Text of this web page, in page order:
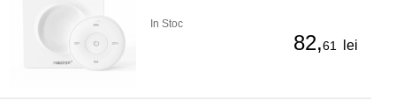
In Stoc
82,61 lei